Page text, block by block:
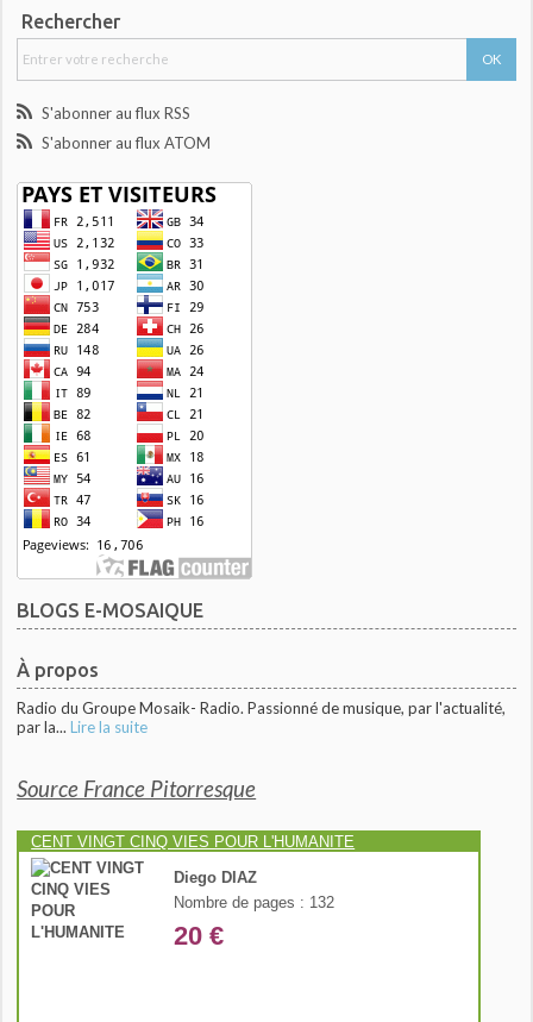
Rechercher
S'abonner au flux RSS
S'abonner au flux ATOM
BLOGS E-MOSAIQUE
À propos
Radio du Groupe Mosaik- Radio. Passionné de musique, par l'actualité,
par la... Lire la suite
Source France Pitorresque
CENT VINGT CINQ VIES POUR L'HUMANITE
Diego DIAZ
Nombre de pages : 132
20 €